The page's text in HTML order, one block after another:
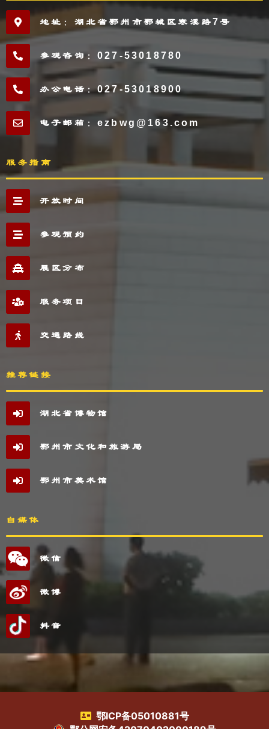
地址：湖北省鄂州市鄂城区寒溪路7号
参观咨询：027-53018780
办公电话：027-53018900
电子邮箱：ezbwg@163.com
服务指南
开放时间
参观预约
展区分布
服务项目
交通路线
推荐链接
湖北省博物馆
鄂州市文化和旅游局
鄂州市美术馆
自媒体
微信
微博
抖音
鄂ICP备05010881号